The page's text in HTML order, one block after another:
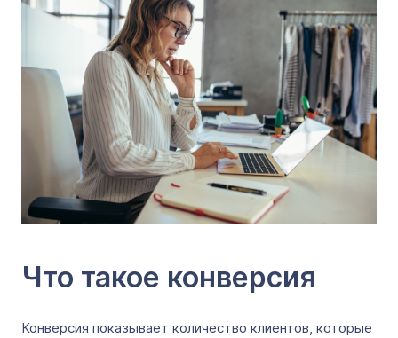
Что такое конверсия
Конверсия показывает количество клиентов, которые